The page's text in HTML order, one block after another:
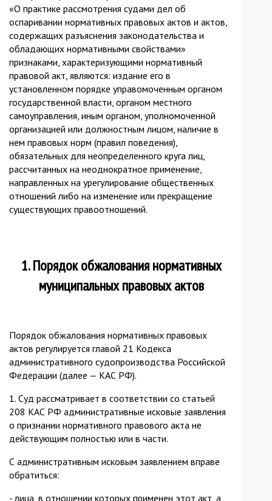
«О практике рассмотрения судами дел об
оспаривании нормативных правовых актов и актов,
содержащих разъяснения законодательства и
обладающих нормативными свойствами»
признаками, характеризующими нормативный
правовой акт, являются: издание его в
установленном порядке управомоченным органом
государственной власти, органом местного
самоуправления, иным органом, уполномоченной
организацией или должностным лицом, наличие в
нем правовых норм (правил поведения),
обязательных для неопределенного круга лиц,
рассчитанных на неоднократное применение,
направленных на урегулирование общественных
отношений либо на изменение или прекращение
существующих правоотношений.
1. Порядок обжалования нормативных
муниципальных правовых актов
Порядок обжалования нормативных правовых
актов регулируется главой 21 Кодекса
административного судопроизводства Российской
Федерации (далее — КАС РФ).
1. Суд рассматривает в соответствии со статьей
208 КАС РФ административные исковые заявления
о признании нормативного правового акта не
действующим полностью или в части.
С административным исковым заявлением вправе
обратиться:
- лица, в отношении которых применен этот акт, а